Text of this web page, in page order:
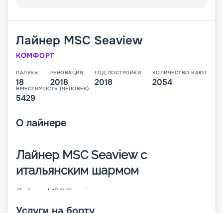
Лайнер MSC Seaview
КОМФОРТ
ПАЛУБЫ
18
РЕНОВАЦИЯ
2018
ГОД ПОСТРОЙКИ
2018
КОЛИЧЕСТВО КАЮТ
2054
ВМЕСТИМОСТЬ (ЧЕЛОВЕК)
5429
О лайнере
Лайнер MSC Seaview с
итальянским шармом
Лайнер MSC Seaview – это второе судно класса